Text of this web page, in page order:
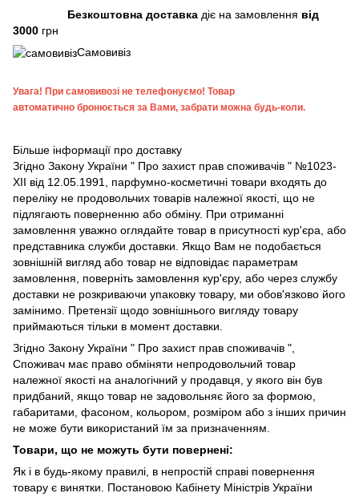
Безкоштовна доставка діє на замовлення від
3000 грн
Самовивіз
Увага! При самовивозі не телефонуємо! Товар
автоматично бронюється за Вами, забрати можна будь-коли.
Більше інформації про доставку
Згідно Закону України " Про захист прав споживачів " №1023-
XII від 12.05.1991, парфумно-косметичні товари входять до
переліку не продовольчих товарів належної якості, що не
підлягають поверненню або обміну. При отриманні
замовлення уважно оглядайте товар в присутності кур'єра, або
представника служби доставки. Якщо Вам не подобається
зовнішній вигляд або товар не відповідає параметрам
замовлення, поверніть замовлення кур'єру, або через службу
доставки не розкриваючи упаковку товару, ми обов'язково його
замінимо. Претензії щодо зовнішнього вигляду товару
приймаються тільки в момент доставки.
Згідно Закону України " Про захист прав споживачів ",
Споживач має право обміняти непродовольчий товар
належної якості на аналогічний у продавця, у якого він був
придбаний, якщо товар не задовольняє його за формою,
габаритами, фасоном, кольором, розміром або з інших причин
не може бути використаний їм за призначенням.
Товари, що не можуть бути повернені:
Як і в будь-якому правилі, в непростій справі повернення
товару є винятки. Постановою Кабінету Міністрів України